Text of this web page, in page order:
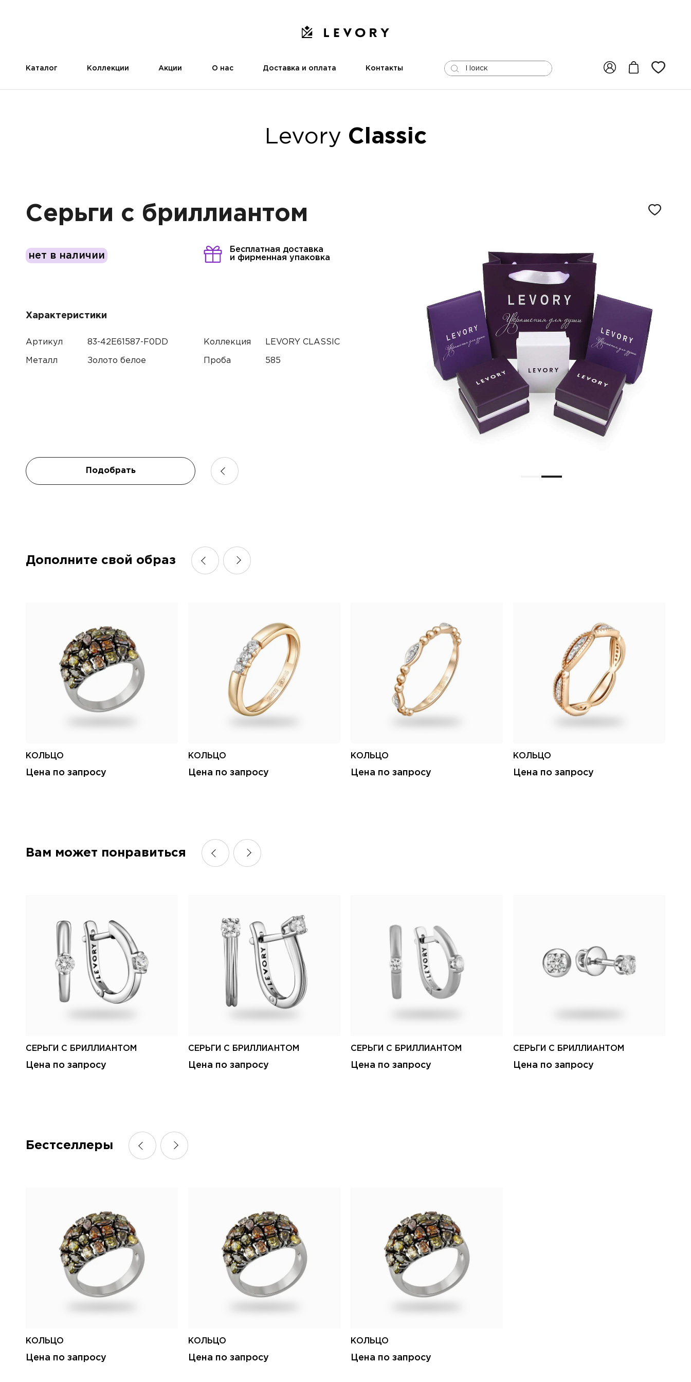
Каталог Коллекции Акции О нас Доставка и оплата Контакты
Levory Classic
Серьги с бриллиантом
нет в наличии
Бесплатная доставка
и фирменная упаковка
Характеристики
Артикул 83-42E61587-F0DD Коллекция LEVORY CLASSIC
Металл Золото белое Проба 585
Подобрать Комментарий
конфиденциальности
персональных данных.*
Телефон
Дополните свой образ
КОЛЬЦО
Цена по запросу
КОЛЬЦО
Цена по запросу
КОЛЬЦО
Цена по запросу
КОЛЬЦО
Цена по запросу
Вам может понравиться
СЕРЬГИ С БРИЛЛИАНТОМ
Цена по запросу
СЕРЬГИ С БРИЛЛИАНТОМ
Цена по запросу
СЕРЬГИ С БРИЛЛИАНТОМ
Цена по запросу
СЕРЬГИ С БРИЛЛИАНТОМ
Цена по запросу
Бестселлеры
КОЛЬЦО
Цена по запросу
КОЛЬЦО
Цена по запросу
КОЛЬЦО
Цена по запросу